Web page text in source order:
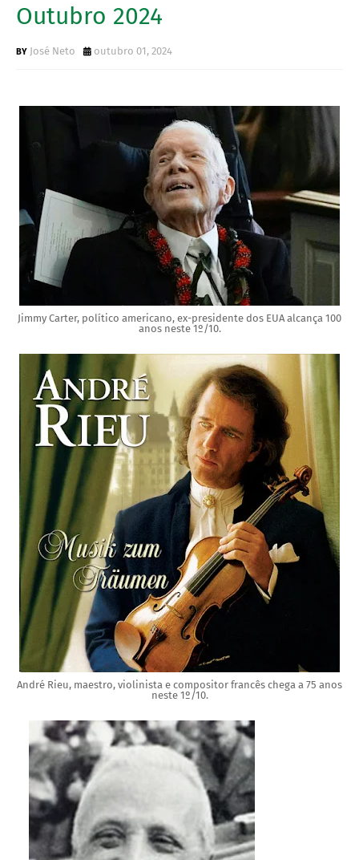
Outubro 2024
José Neto outubro 01, 2024
Jimmy Carter, político americano, ex-presidente dos EUA alcança 100
anos neste 1º/10.
André Rieu, maestro, violinista e compositor francês chega a 75 anos
neste 1º/10.